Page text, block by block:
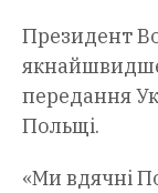
Президент
передання
Польщі.
«Ми вдячні